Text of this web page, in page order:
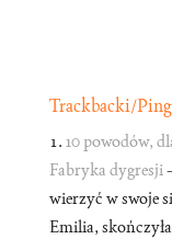
Trackbacki/
10 powodów,
Fabryka dygresji-
wierzyć w swoje
Emilia,